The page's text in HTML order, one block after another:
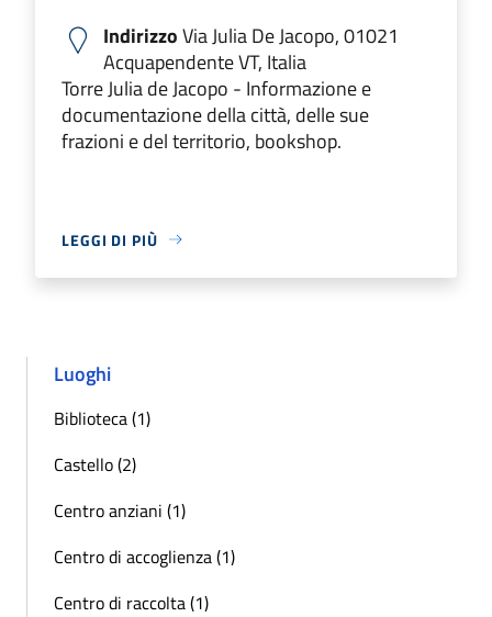
IndirizzoVia Julia De Jacopo, 01021
Acquapendente VT, Italia
Torre Julia de Jacopo - Informazione e
documentazione della città, delle sue
frazioni e del territorio, bookshop.
LEGGI DI PIÙ
Luoghi
Biblioteca (1)
Castello (2)
Centro anziani (1)
Centro di accoglienza (1)
Centro di raccolta (1)